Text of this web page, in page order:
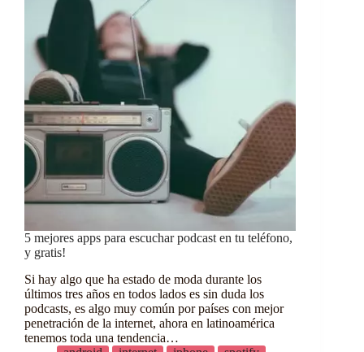
5 mejores apps para escuchar podcast en tu teléfono,
y gratis!
Si hay algo que ha estado de moda durante los
últimos tres años en todos lados es sin duda los
podcasts, es algo muy común por países con mejor
penetración de la internet, ahora en latinoamérica
tenemos toda una tendencia…